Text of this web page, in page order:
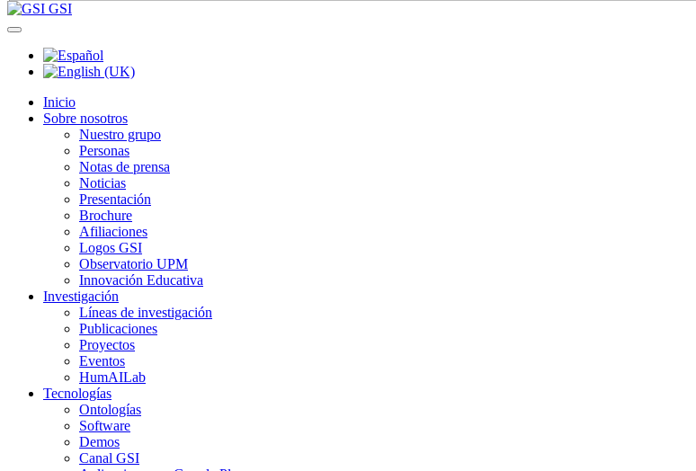
GSI
Inicio
Sobre nosotros
Nuestro grupo
Personas
Notas de prensa
Noticias
Presentación
Brochure
Afiliaciones
Logos GSI
Observatorio UPM
Innovación Educativa
Investigación
Líneas de investigación
Publicaciones
Proyectos
Eventos
HumAILab
Tecnologías
Ontologías
Software
Demos
Canal GSI